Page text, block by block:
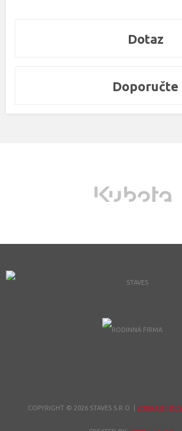
Dotaz
Doporučte
COPYRIGHT © 2026 STAVES S.R.O. ZOBRAZIT